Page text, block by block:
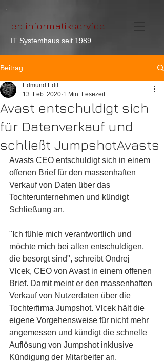
ep informatikservice
IT Systemhaus seit 1989
Beitrag
Avast entschuldigt sich
für Datenverkauf und
schließt JumpshotAvasts
Edmund Edtl
13. Feb. 2020 1 Min. Lesezeit
Avasts CEO entschuldigt sich in einem
offenen Brief für den massenhaften
Verkauf von Daten über das
Tochterunternehmen und kündigt
Schließung an.
"Ich fühle mich verantwortlich und
möchte mich bei allen entschuldigen,
die besorgt sind", schreibt Ondrej
Vlcek, CEO von Avast in einem offenen
Brief. Damit meint er den massenhaften
Verkauf von Nutzerdaten über die
Tochterfirma Jumpshot. Vlcek hält die
eigene Vorgehensweise für nicht mehr
angemessen und kündigt die schnelle
Auflösung von Jumpshot inklusive
Kündigung der Mitarbeiter an.